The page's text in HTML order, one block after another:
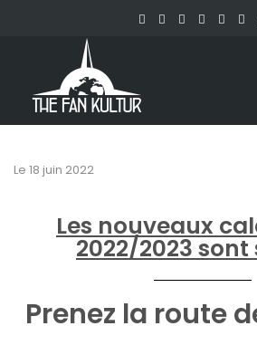
Le 18 juin 2022
Les nouveaux
2022/2023 sont
Prenez la route